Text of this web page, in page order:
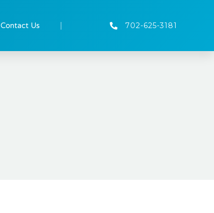
Contact Us 702-625-3181